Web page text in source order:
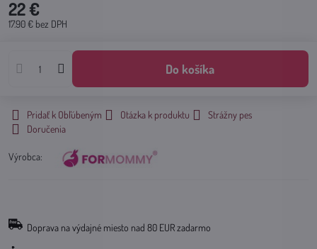
22 €
17.90 € bez DPH
Do košíka
Pridať k Obľúbeným Otázka k produktu
Strážny pes
Doručenia
Výrobca:
Doprava na výdajné miesto nad 80 EUR zadarmo